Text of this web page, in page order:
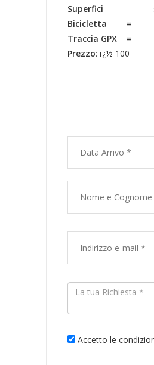
Superfici =
Bicicletta =
Traccia GPX =
Prezzo: ï¿½ 100
Accetto le